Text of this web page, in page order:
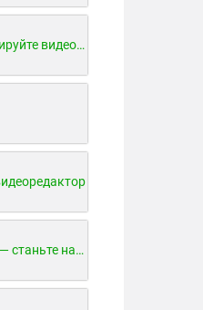
Periscope — транслируйте видео в реальном времени!
Bus Simulator 2015 — станьте настоящим водителем автобуса!